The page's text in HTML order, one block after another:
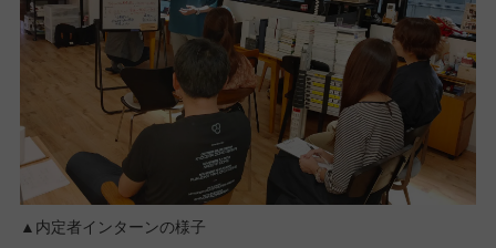
▲内定者インターンの様子